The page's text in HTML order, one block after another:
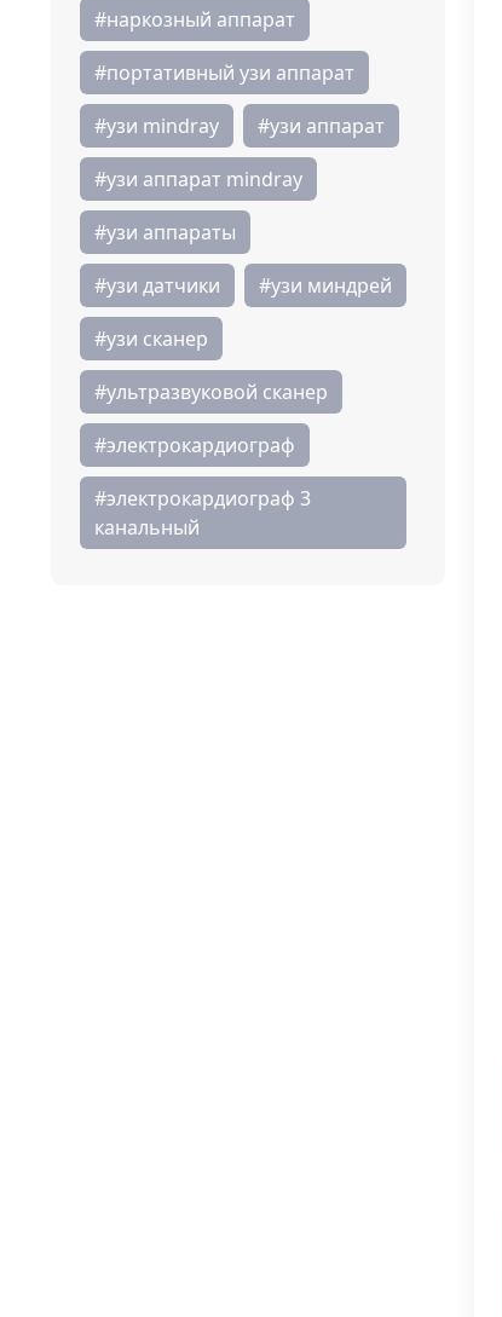
#наркозный аппарат
#портативный узи аппарат
#узи mindray
#узи аппарат
#узи аппарат mindray
#узи аппараты
#узи датчики
#узи миндрей
#узи сканер
#ультразвуковой сканер
#электрокардиограф
#электрокардиограф 3
канальный